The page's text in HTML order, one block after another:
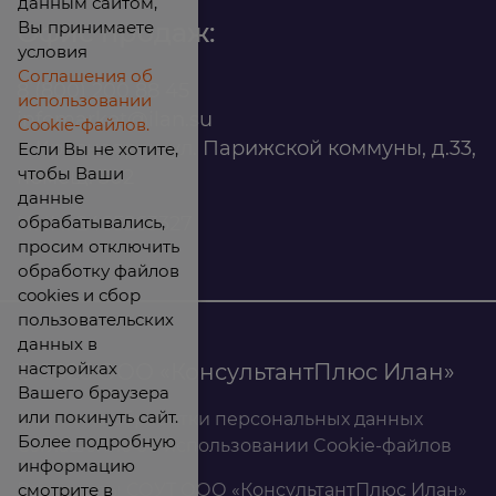
Офис продаж:
infomarket@ilan.su
г. Красноярск, ул. Парижской коммуны, д.33,
помещ. 302
ИНН: 2465263327
© 2026 ООО «КонсультантПлюс Илан»
Политика обработки персональных данных
Соглашение об использовании Cookie-файлов
Результаты СОУТ ООО «КонсультантПлюс Илан»
Вы принимаете
условия
Соглашения об
использовании
Cookie-файлов.
Если Вы не хотите,
чтобы Ваши
данные
обрабатывались,
просим отключить
обработку файлов
cookies и сбор
пользовательских
данных в
настройках
Вашего браузера
или покинуть сайт.
Более подробную
информацию
смотрите в